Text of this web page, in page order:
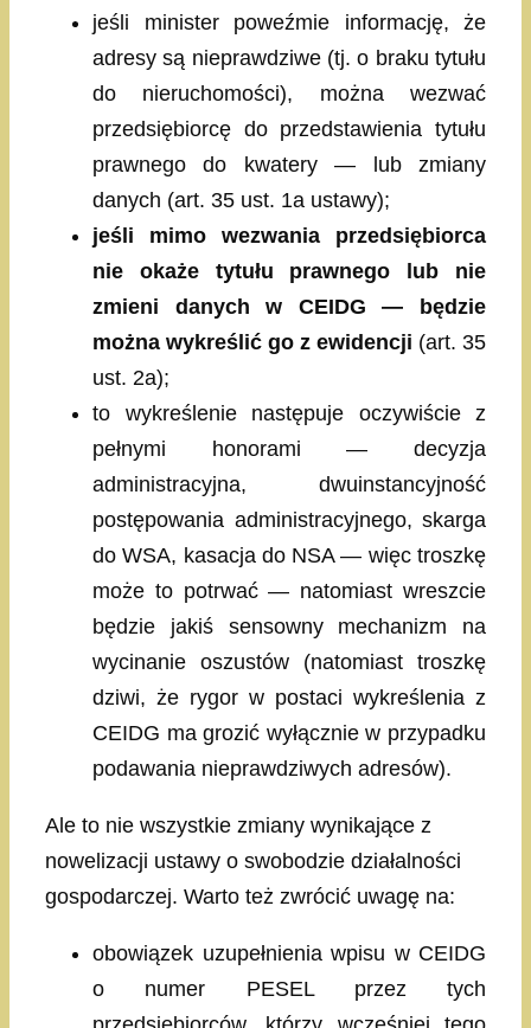
jeśli minister poweźmie informację, że
adresy są nieprawdziwe (tj. o braku tytułu
do nieruchomości), można wezwać
przedsiębiorcę do przedstawienia tytułu
prawnego do kwatery — lub zmiany
danych (art. 35 ust. 1a ustawy);
jeśli mimo wezwania przedsiębiorca
nie okaże tytułu prawnego lub nie
zmieni danych w CEIDG — będzie
można wykreślić go z ewidencji (art. 35
ust. 2a);
to wykreślenie następuje oczywiście z
pełnymi honorami — decyzja
administracyjna, dwuinstancyjność
postępowania administracyjnego, skarga
do WSA, kasacja do NSA — więc troszkę
może to potrwać — natomiast wreszcie
będzie jakiś sensowny mechanizm na
wycinanie oszustów (natomiast troszkę
dziwi, że rygor w postaci wykreślenia z
CEIDG ma grozić wyłącznie w przypadku
podawania nieprawdziwych adresów).
Ale to nie wszystkie zmiany wynikające z
nowelizacji ustawy o swobodzie działalności
gospodarczej. Warto też zwrócić uwagę na:
obowiązek uzupełnienia wpisu w CEIDG
o numer PESEL przez tych